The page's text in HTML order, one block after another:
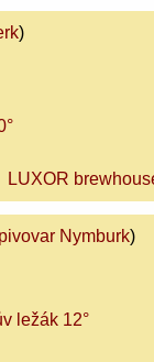
)
LUXOR
Nymburk)
ležák 12°